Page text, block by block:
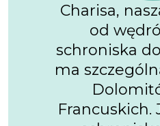
Charisa,
od
schroniska
ma